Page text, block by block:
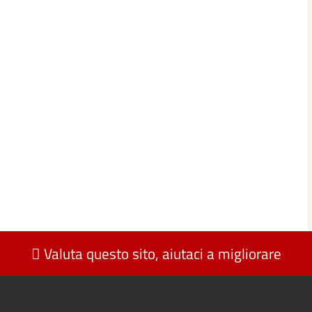
Valuta questo sito, aiutaci a migliorare